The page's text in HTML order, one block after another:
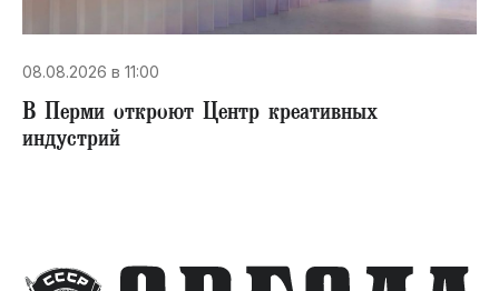
08.08.2026 в 11:00
В Перми откроют Центр креативных
индустрий